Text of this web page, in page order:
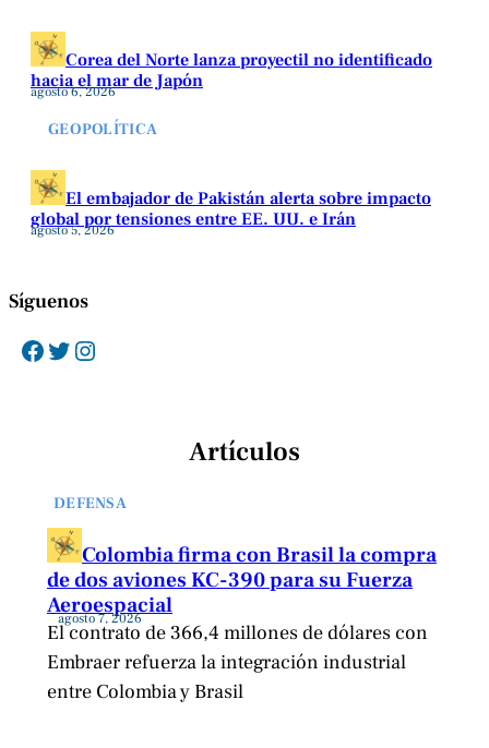
Corea del Norte lanza proyectil no identificado
hacia el mar de Japón
agosto 6, 2026
GEOPOLÍTICA
El embajador de Pakistán alerta sobre impacto
global por tensiones entre EE. UU. e Irán
agosto 5, 2026
Síguenos
Facebook Twitter Instagram
Artículos
DEFENSA
Colombia firma con Brasil la compra
de dos aviones KC-390 para su Fuerza
Aeroespacial
agosto 7, 2026
El contrato de 366,4 millones de dólares con
Embraer refuerza la integración industrial
entre Colombia y Brasil